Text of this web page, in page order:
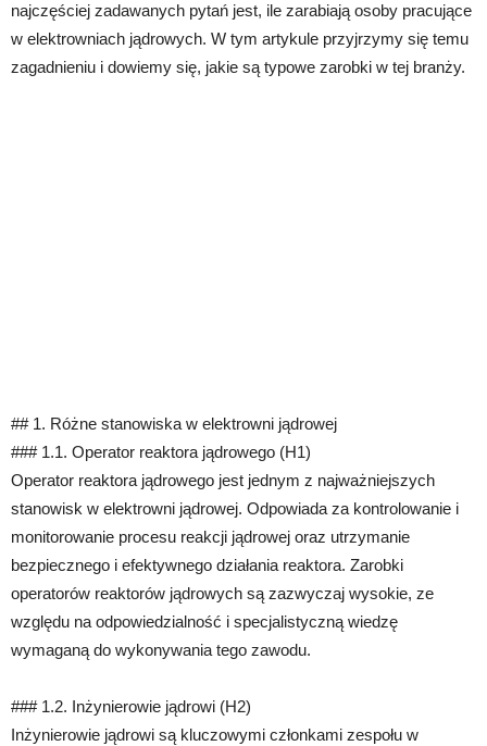
najczęściej zadawanych pytań jest, ile zarabiają osoby pracujące
w elektrowniach jądrowych. W tym artykule przyjrzymy się temu
zagadnieniu i dowiemy się, jakie są typowe zarobki w tej branży.
## 1. Różne stanowiska w elektrowni jądrowej
### 1.1. Operator reaktora jądrowego (H1)
Operator reaktora jądrowego jest jednym z najważniejszych
stanowisk w elektrowni jądrowej. Odpowiada za kontrolowanie i
monitorowanie procesu reakcji jądrowej oraz utrzymanie
bezpiecznego i efektywnego działania reaktora. Zarobki
operatorów reaktorów jądrowych są zazwyczaj wysokie, ze
względu na odpowiedzialność i specjalistyczną wiedzę
wymaganą do wykonywania tego zawodu.
### 1.2. Inżynierowie jądrowi (H2)
Inżynierowie jądrowi są kluczowymi członkami zespołu w